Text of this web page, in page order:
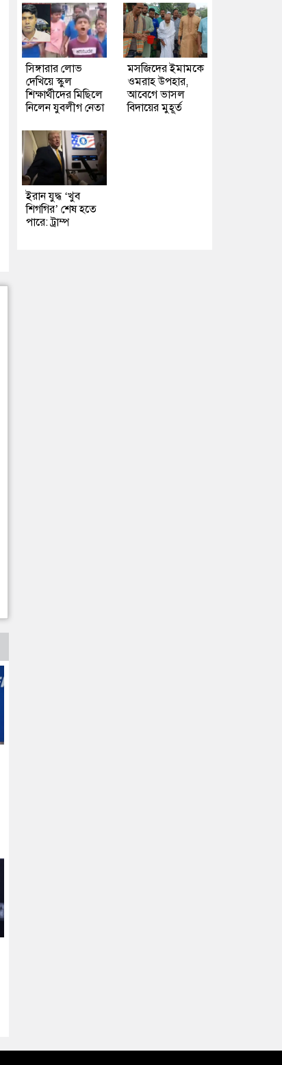
সিঙ্গারার লোভ
দেখিয়ে স্কুল
শিক্ষার্থীদের মিছিলে
নিলেন যুবলীগ নেতা
মসজিদের ইমামকে
ওমরাহ উপহার,
আবেগে ভাসল
বিদায়ের মুহূর্ত
ইরান যুদ্ধ ‘খুব
শিগগির’ শেষ হতে
পারে: ট্রাম্প